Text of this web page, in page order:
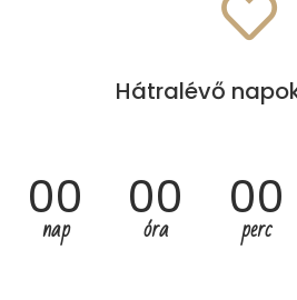
Hátralévő
00
nap
00
óra
00
perc